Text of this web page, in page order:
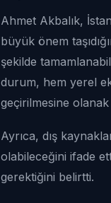
Ahmet Akbalık,
büyük önem
şekilde
durum, hem yerel
geçirilmesine olanak
Ayrıca, dış
olabileceğini ifade
gerektiğini belirtti.